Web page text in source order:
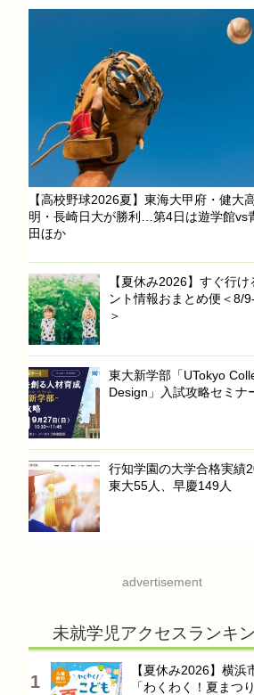
【高校野球2026夏】東海大甲府・健大
明・長崎日大が勝利…第4日は遊学館vs
田ほか
【夏休み2026】すぐ行け
ント情報おまとめ便＜8/
＞
東大新学部「UTokyo
Design」入試攻略セミナ
行知学園の大学合格実績
東大55人、早慶149人
advertisement
未就学児アクセスランキ
【夏休み2026】横浜
「わくわく！夏まつ